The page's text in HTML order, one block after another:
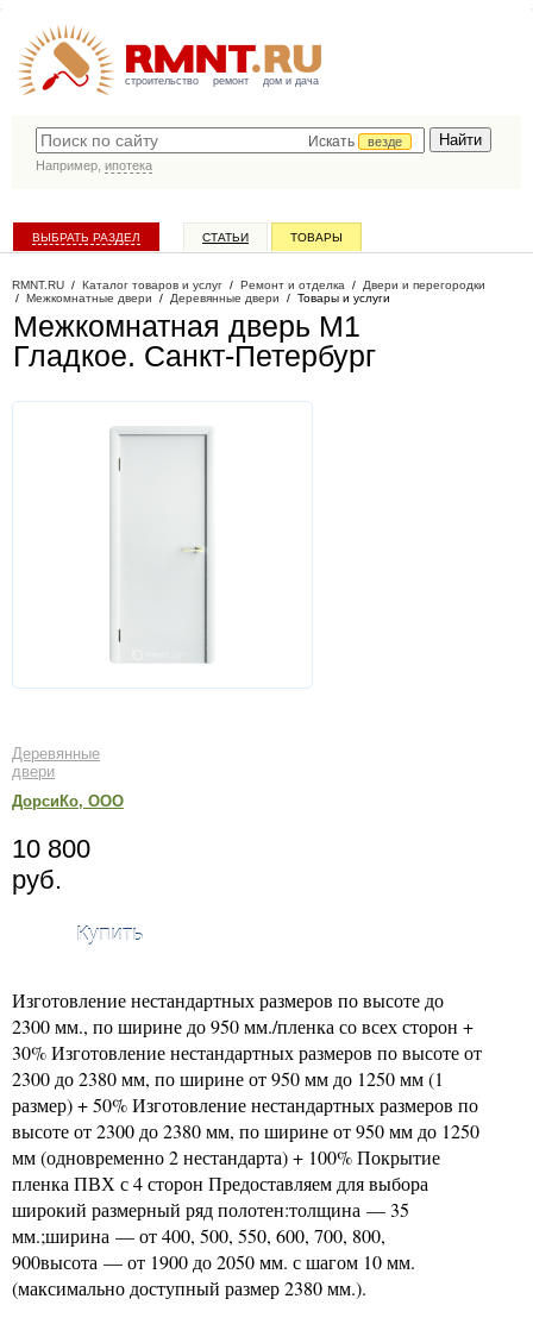
строительство ремонт дом и дача
Искать
везде
Например, ипотека
ВЫБРАТЬ РАЗДЕЛ СТАТЬИ ТОВАРЫ
RMNT.RU / Каталог товаров и услуг / Ремонт и отделка / Двери и перегородки
/ Межкомнатные двери / Деревянные двери / Товары и услуги
Межкомнатная дверь М1
Гладкое. Санкт-Петербург
Деревянные
двери
ДорсиКо, ООО
10 800
руб.
Купить
Изготовление нестандартных размеров по высоте до
2300 мм., по ширине до 950 мм./пленка со всех сторон +
30% Изготовление нестандартных размеров по высоте от
2300 до 2380 мм, по ширине от 950 мм до 1250 мм (1
размер) + 50% Изготовление нестандартных размеров по
высоте от 2300 до 2380 мм, по ширине от 950 мм до 1250
мм (одновременно 2 нестандарта) + 100% Покрытие
пленка ПВХ с 4 сторон Предоставляем для выбора
широкий размерный ряд полотен:толщина — 35
мм.;ширина — от 400, 500, 550, 600, 700, 800,
900высота — от 1900 до 2050 мм. с шагом 10 мм.
(максимально доступный размер 2380 мм.).